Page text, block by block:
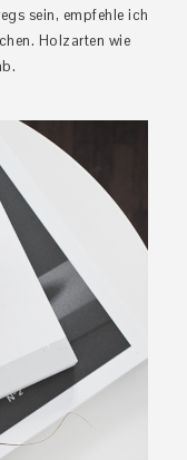
sein, empfehle ich
Holzarten wie